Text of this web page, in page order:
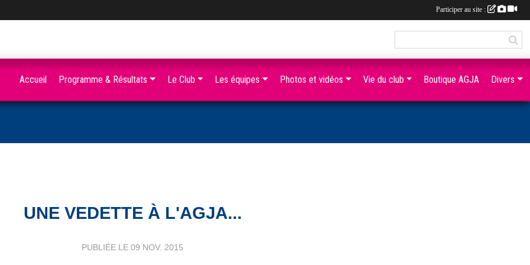
UNE VEDETTE À L'AGJA...
PUBLIÉE LE 09 NOV. 2015
Accueil Programme & Résultats Le Club Les équipes Photos et vidéos Vie du club Boutique AGJA Divers
Participer au site :